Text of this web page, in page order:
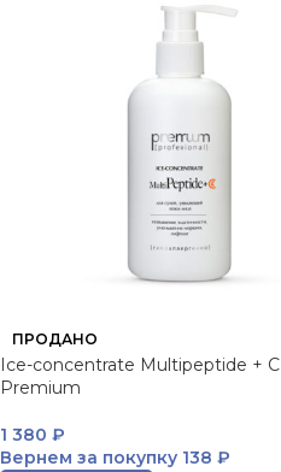
ПРОДАНО
Ice-concentrate Multipeptide + C
Premium
1 380 ₽
Вернем за покупку138 ₽